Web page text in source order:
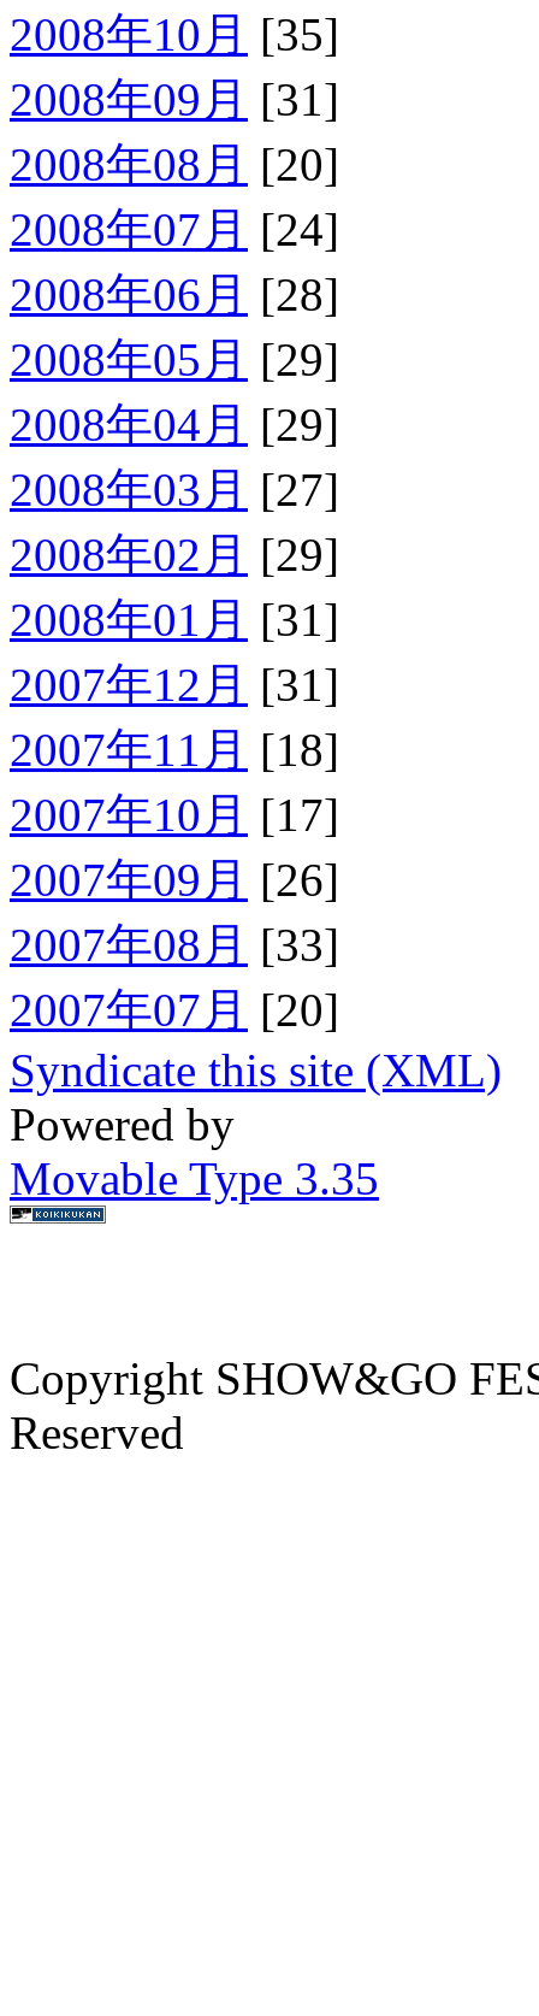
2008年10月 [35]
2008年09月 [31]
2008年08月 [20]
2008年07月 [24]
2008年06月 [28]
2008年05月 [29]
2008年04月 [29]
2008年03月 [27]
2008年02月 [29]
2008年01月 [31]
2007年12月 [31]
2007年11月 [18]
2007年10月 [17]
2007年09月 [26]
2007年08月 [33]
2007年07月 [20]
Syndicate this site (XML)
Powered by
Movable Type 3.35
Copyright SHOW&GO
Reserved